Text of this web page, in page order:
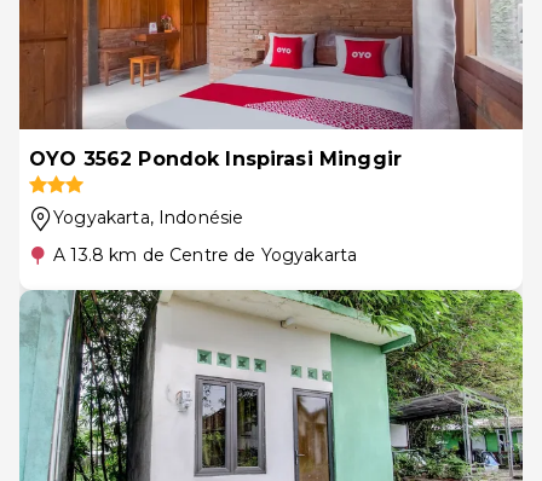
OYO 3562 Pondok Inspirasi Minggir
Yogyakarta, Indonésie
A 13.8 km de Centre de Yogyakarta